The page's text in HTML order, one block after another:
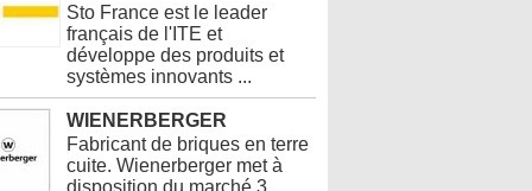
Sto France est le leader
français de l'ITE et
développe des produits et
systèmes innovants ...
WIENERBERGER
Fabricant de briques en terre
cuite. Wienerberger met à
disposition du marché 3